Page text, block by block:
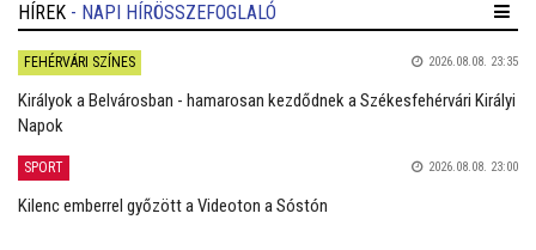
HÍREK - NAPI HÍRÖSSZEFOGLALÓ
FEHÉRVÁRI SZÍNES 2026.08.08. 23:35
Királyok a Belvárosban - hamarosan kezdődnek a Székesfehérvári Királyi
Napok
SPORT 2026.08.08. 23:00
Kilenc emberrel győzött a Videoton a Sóstón